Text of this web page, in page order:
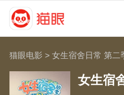
猫眼电影 >女生宿舍日常 第二
女生宿